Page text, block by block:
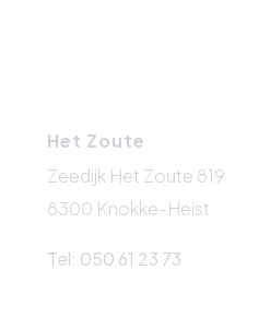
Het Zoute
Zeedijk Het Zoute 819
8300 Knokke-Heist
Tel: 050 61 23 73